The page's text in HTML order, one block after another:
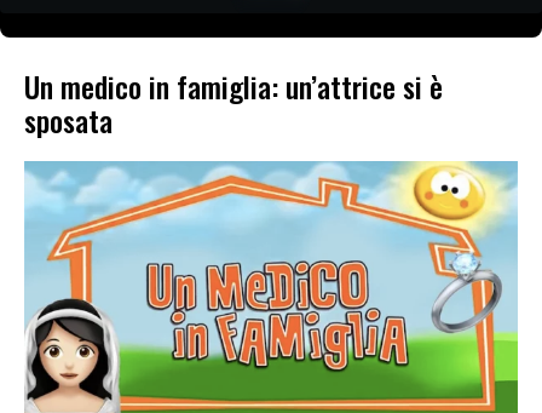
Un medico in famiglia: un’attrice si è
sposata